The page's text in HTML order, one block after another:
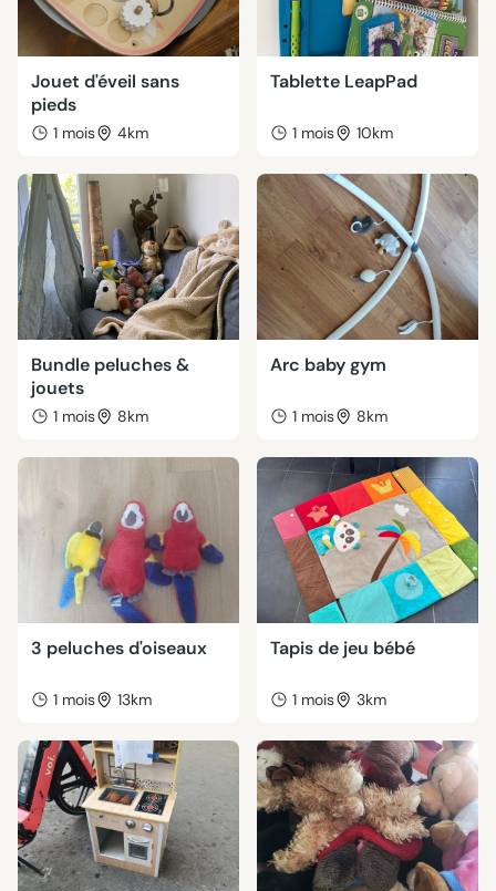
Jouet d'éveil sans
pieds
1 mois 4km
Tablette LeapPad
1 mois 10km
Bundle peluches &
jouets
1 mois 8km
Arc baby gym
1 mois 8km
3 peluches d'oiseaux
1 mois 13km
Tapis de jeu bébé
1 mois 3km